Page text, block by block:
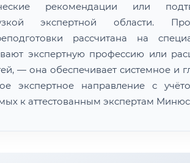
рекомендации или
экспертной области.
рассчитана на
экспертную профессию или
— она обеспечивает системное и
экспертное направление с
к аттестованным экспертам